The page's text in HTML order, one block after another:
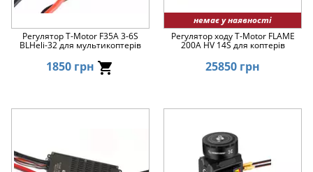
Регулятор T-Motor F35A 3-6S
BLHeli-32 для мультикоптерів
1850 грн
немає у наявності
Регулятор ходу T-Motor FLAME
200A HV 14S для коптерів
25850 грн